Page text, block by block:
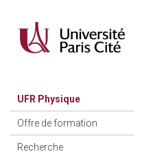
contenido
principal
UFR Physique
Offre de formation
Recherche